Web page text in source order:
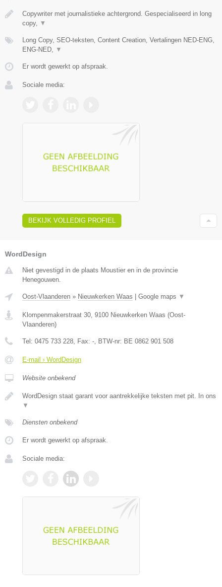
Copywriter met journalistieke achtergrond. Gespecialiseerd in long
copy, ▼
Long Copy, SEO-teksten, Content Creation, Vertalingen NED-ENG,
ENG-NED, ▼
Er wordt gewerkt op afspraak.
Sociale media:
BEKIJK VOLLEDIG PROFIEL
WordDesign
Niet gevestigd in de plaats Moustier en in de provincie
Henegouwen.
Oost-Vlaanderen » Nieuwkerken Waas | Google maps ▼
Klompenmakerstraat 30 9100 Nieuwkerken Waas (Oost-
Vlaanderen)
Tel: 0475 733 228 , Fax: - , BTW-nr: BE 0862 901 508
E-mail › WordDesign
Website onbekend
WordDesign staat garant voor aantrekkelijke teksten met pit. In ons
▼
Diensten onbekend
Er wordt gewerkt op afspraak.
Sociale media: